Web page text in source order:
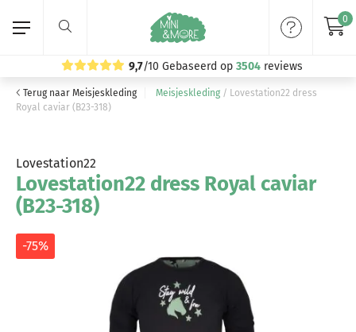
9,7/10 Gebaseerd op 3504 reviews
0
Home
Jongenskleding
Merken
Volg ons:
Terug naar Meisjeskleding Meisjeskleding / Lovestation22 dress
Royal caviar (B23-318)
Lovestation22
Lovestation22 dress Royal caviar
(B23-318)
-75%